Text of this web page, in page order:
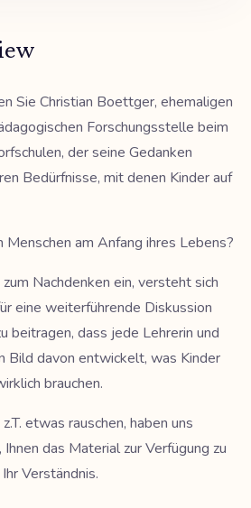
Sie Christian Boettger, ehemaligen
Forschungsstelle beim
der seine Gedanken
Bedürfnisse, mit denen Kinder auf
am Anfang ihres Lebens?
Nachdenken ein, versteht sich
eine weiterführende Diskussion
beitragen, dass jede Lehrerin und
Bild davon entwickelt, was Kinder
brauchen.
etwas rauschen, haben uns
das Material zur Verfügung zu
Verständnis.